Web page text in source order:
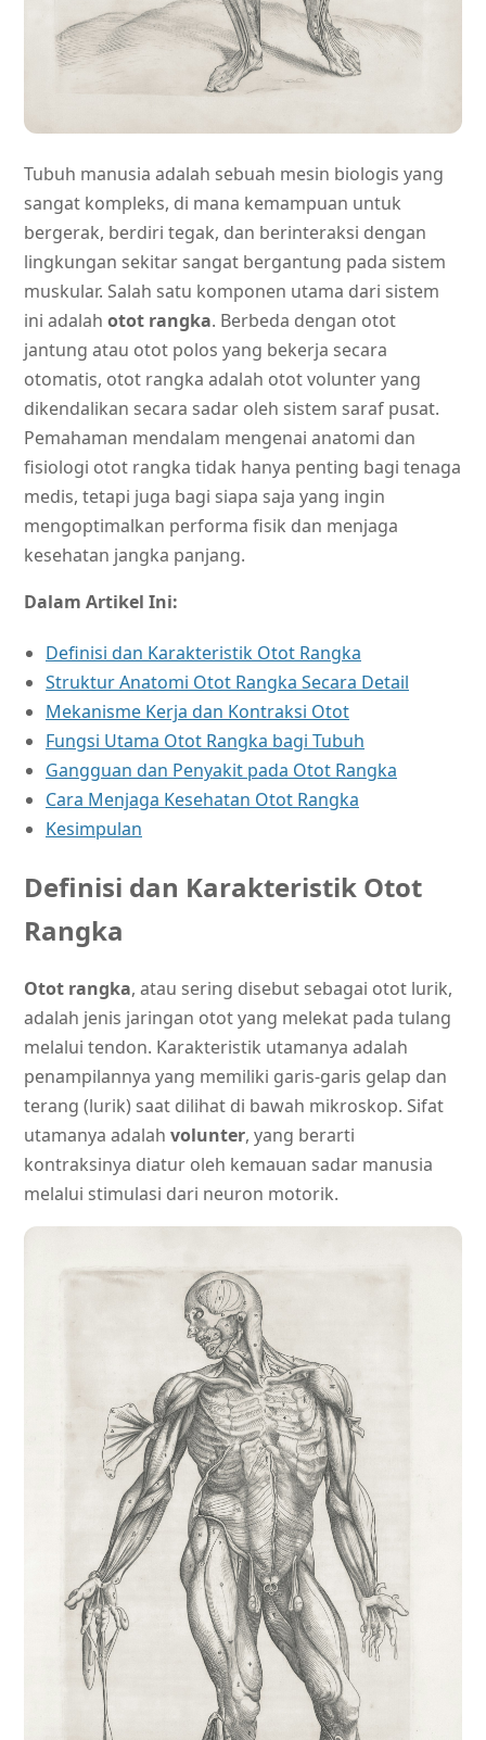
Tubuh manusia adalah sebuah mesin biologis yang
sangat kompleks, di mana kemampuan untuk
bergerak, berdiri tegak, dan berinteraksi dengan
lingkungan sekitar sangat bergantung pada sistem
muskular. Salah satu komponen utama dari sistem
ini adalah otot rangka. Berbeda dengan otot
jantung atau otot polos yang bekerja secara
otomatis, otot rangka adalah otot volunter yang
dikendalikan secara sadar oleh sistem saraf pusat.
Pemahaman mendalam mengenai anatomi dan
fisiologi otot rangka tidak hanya penting bagi tenaga
medis, tetapi juga bagi siapa saja yang ingin
mengoptimalkan performa fisik dan menjaga
kesehatan jangka panjang.
Dalam Artikel Ini:
Definisi dan Karakteristik Otot Rangka
Struktur Anatomi Otot Rangka Secara Detail
Mekanisme Kerja dan Kontraksi Otot
Fungsi Utama Otot Rangka bagi Tubuh
Gangguan dan Penyakit pada Otot Rangka
Cara Menjaga Kesehatan Otot Rangka
Kesimpulan
Definisi dan Karakteristik Otot
Rangka
Otot rangka, atau sering disebut sebagai otot lurik,
adalah jenis jaringan otot yang melekat pada tulang
melalui tendon. Karakteristik utamanya adalah
penampilannya yang memiliki garis-garis gelap dan
terang (lurik) saat dilihat di bawah mikroskop. Sifat
utamanya adalah volunter, yang berarti
kontraksinya diatur oleh kemauan sadar manusia
melalui stimulasi dari neuron motorik.